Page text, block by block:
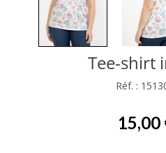
Tee-shirt
Réf. :
15,00